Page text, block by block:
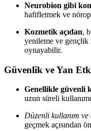
Neurobion gibi
hafifletmek ve
Kozmetik açıdan,
yenileme ve gençlik
oynayabilir.
Güvenlik ve Yan
Genellikle güvenli
uzun süreli
Düzenli kullanım
geçmek açısından